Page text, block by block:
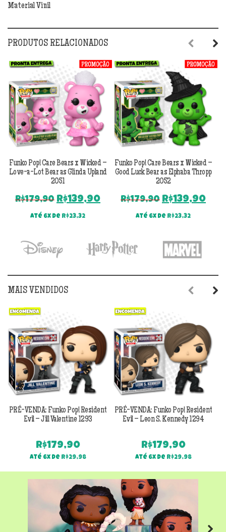
Material Vinil
PRODUTOS RELACIONADOS
Funko Pop! Care Bears x Wicked –
Love-a-Lot Bear as Glinda Upland
2051
R$179,90 O
preço
original
R$179,90.
R$139,90O
R$139,90.
Até 6x de R$23,32
Funko Pop! Care Bears x Wicked –
Good Luck Bear as Elphaba Thropp
2052
R$179,90 O
preço
original
R$179,90.
R$139,90O
Até 6x de R$23,32
Previous
Next
MAIS VENDIDOS
PRÉ-VENDA: Funko Pop! Resident
Evil – Jill Valentine 1293
R$179,90
Até 6x de R$29,98
PRÉ-VENDA: Funko Pop! Resident
Evil – Leon S. Kennedy 1294
R$179,90
Até 6x de R$29,98